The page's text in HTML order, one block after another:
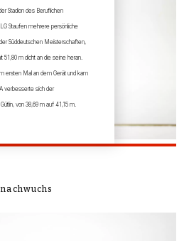
Stadion des Beruflichen
Staufen mehrere persönliche
Süddeutschen Meisterschaften,
m dicht an die seine heran.
ersten Mal an dem Gerät und kam
verbesserte sich der
von 38,69 m auf 41,15 m.